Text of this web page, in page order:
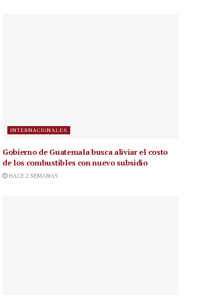
INTERNACIONALES
Gobierno de Guatemala busca aliviar el costo
de los combustibles con nuevo subsidio
HACE 2 SEMANAS